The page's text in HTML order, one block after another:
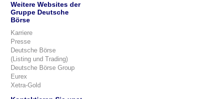
Weitere Websites der
Gruppe Deutsche
Börse
Karriere
Presse
Deutsche Börse
(Listing und Trading)
Deutsche Börse Group
Eurex
Xetra-Gold